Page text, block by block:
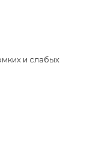
и слабых